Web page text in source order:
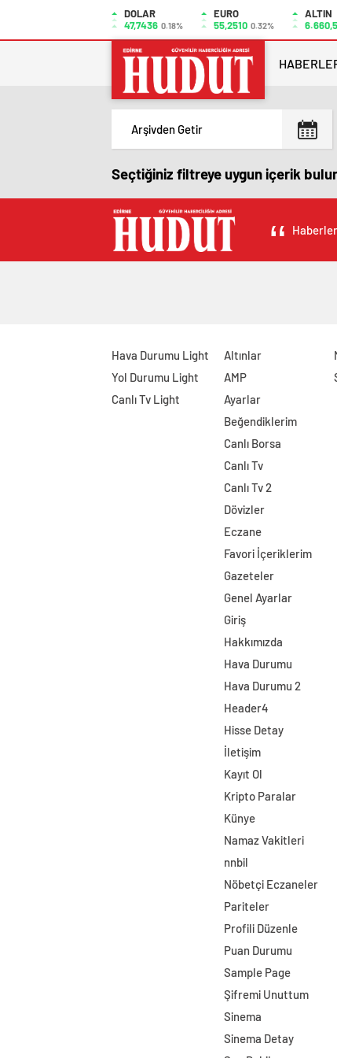
DOLAR
47,7436 0.18%
EURO
55,2510 0.32%
ALTIN
Seçtiğiniz filtreye uygun içerik
Hava Durumu Light
Yol Durumu Light
Canlı Tv Light
Altınlar
AMP
Ayarlar
Beğendiklerim
Canlı Borsa
Canlı Tv
Canlı Tv 2
Dövizler
Eczane
Favori İçeriklerim
Gazeteler
Genel Ayarlar
Giriş
Hakkımızda
Hava Durumu
Hava Durumu 2
Header4
Hisse Detay
İletişim
Kayıt Ol
Kripto Paralar
Künye
Namaz Vakitleri
nnbil
Nöbetçi Eczaneler
Pariteler
Profili Düzenle
Puan Durumu
Sample Page
Şifremi Unuttum
Sinema
Sinema Detay